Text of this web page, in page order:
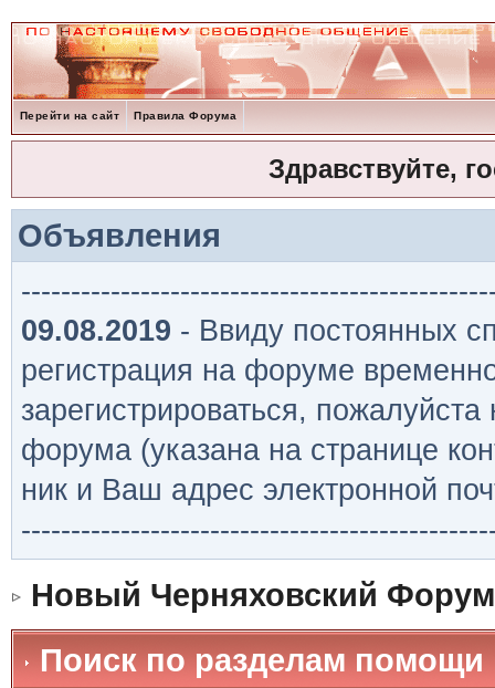
Перейти на сайт Правила Форума
Здравствуйте,
Объявления
09.08.2019 - Ввиду постоянных
регистрация на форуме
зарегистрироваться,
форума (указана на странице
ник и Ваш адрес электронной
Новый Черняховский Форум
Поиск по разделам помощи